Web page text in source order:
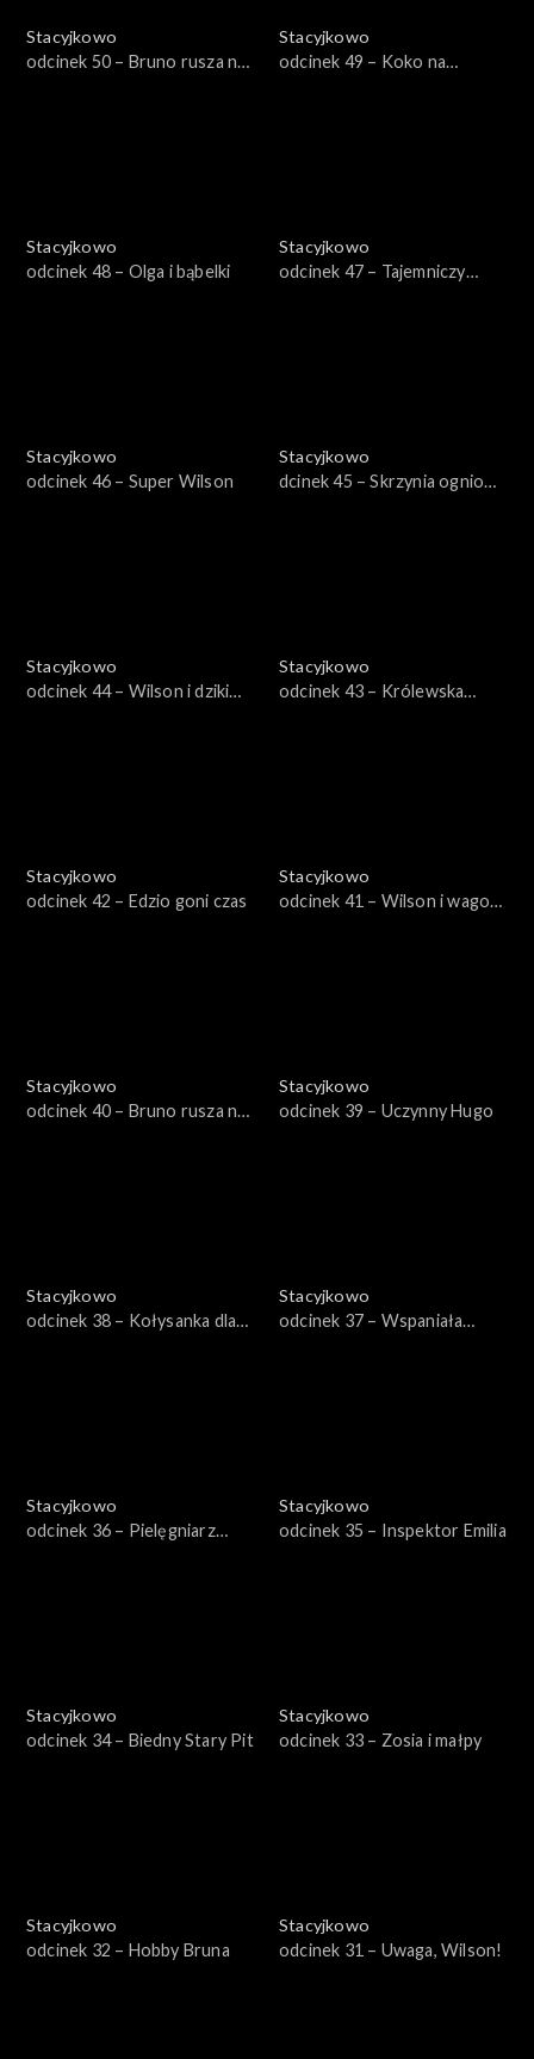
Stacyjkowo
odcinek 50 – Bruno rusza na
Stacyjkowo
odcinek 49 – Koko na
Stacyjkowo
odcinek 48 – Olga i bąbelki
Stacyjkowo
odcinek 47 – Tajemniczy
Stacyjkowo
odcinek 46 – Super Wilson
Stacyjkowo
dcinek 45 – Skrzynia ogniowa
Stacyjkowo
odcinek 44 – Wilson i dziki
Stacyjkowo
odcinek 43 – Królewska
Stacyjkowo
odcinek 42 – Edzio goni czas
Stacyjkowo
odcinek 41 – Wilson i wagon
Stacyjkowo
odcinek 40 – Bruno rusza na
Stacyjkowo
odcinek 39 – Uczynny Hugo
Stacyjkowo
odcinek 38 – Kołysanka dla
Stacyjkowo
odcinek 37 – Wspaniała
Stacyjkowo
odcinek 36 – Pielęgniarz
Stacyjkowo
odcinek 35 – Inspektor Emilia
Stacyjkowo
odcinek 34 – Biedny Stary Pit
Stacyjkowo
odcinek 33 – Zosia i małpy
Stacyjkowo
odcinek 32 – Hobby Bruna
Stacyjkowo
odcinek 31 – Uwaga, Wilson!